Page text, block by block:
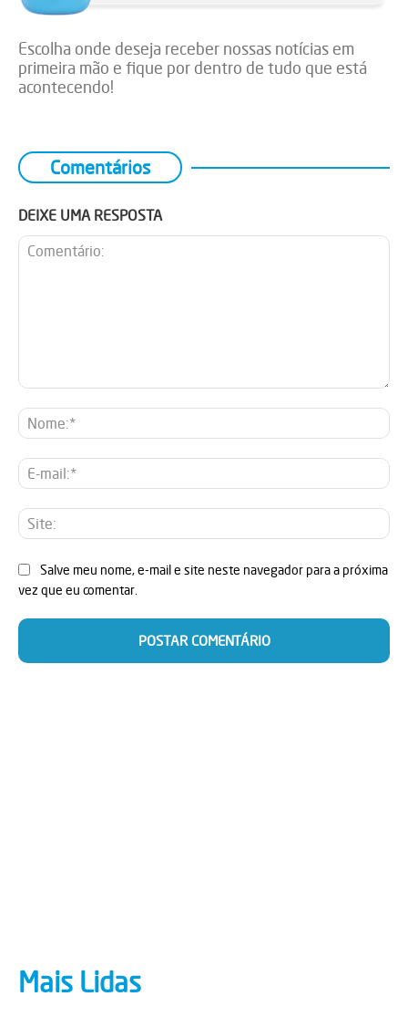
Escolha onde deseja receber nossas notícias em
primeira mão e fique por dentro de tudo que está
acontecendo!
Comentários
DEIXE UMA RESPOSTA
E-
Salve meu nome, e-mail e site neste navegador para a próxima
vez que eu comentar.
Mais Lidas